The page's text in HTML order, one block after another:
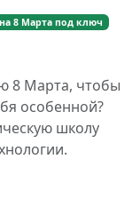
8 Марта под ключ
8 Марта, чтобы
особенной?
школу